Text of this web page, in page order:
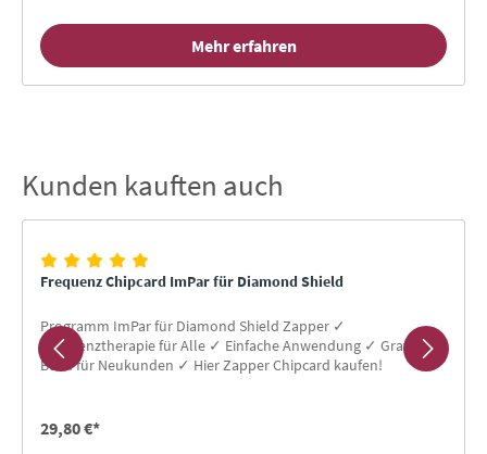
Mehr erfahren
Produktgalerie überspringen
Kunden kauften auch
Frequenz Chipcard ImPar für Diamond Shield
Programm ImPar für Diamond Shield Zapper ✓
Frequenztherapie für Alle ✓ Einfache Anwendung ✓ Gratis-
Buch für Neukunden ✓ Hier Zapper Chipcard kaufen!
29,80 €*